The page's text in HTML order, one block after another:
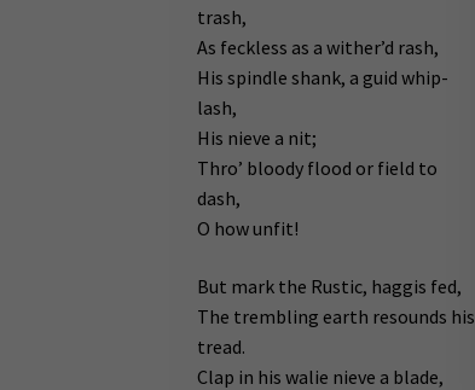
trash,
As feckless as a wither’d rash,
His spindle shank, a guid whip-
lash,
His nieve a nit;
Thro’ bloody flood or field to
dash,
O how unfit!
But mark the Rustic, haggis fed,
The trembling earth resounds his
tread.
Clap in his walie nieve a blade,